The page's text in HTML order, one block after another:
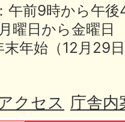
午前9時から午
曜日から金曜日
年始（12月29
クセス 庁舎内